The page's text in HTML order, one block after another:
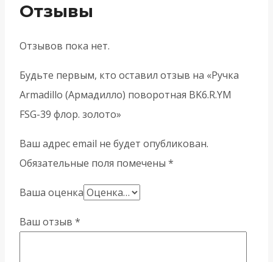
Отзывы
Отзывов пока нет.
Будьте первым, кто оставил отзыв на «Ручка
Armadillo (Армадилло) поворотная BK6.R.YM
FSG-39 флор. золото»
Ваш адрес email не будет опубликован.
Обязательные поля помечены *
Ваша оценка
Ваш отзыв *